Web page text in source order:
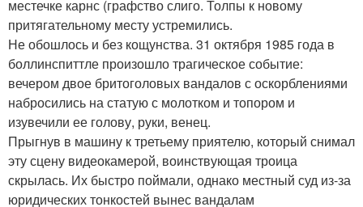
местечке карнс (графство слиго. Толпы к новому
притягательному месту устремились.
Не обошлось и без кощунства. 31 октября 1985 года в
боллинспиттле произошло трагическое событие:
вечером двое бритоголовых вандалов с оскорблениями
набросились на статую с молотком и топором и
изувечили ее голову, руки, венец.
Прыгнув в машину к третьему приятелю, который снимал
эту сцену видеокамерой, воинствующая троица
скрылась. Их быстро поймали, однако местный суд из-за
юридических тонкостей вынес вандалам